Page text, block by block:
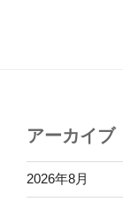
アーカイブ
2026年8月